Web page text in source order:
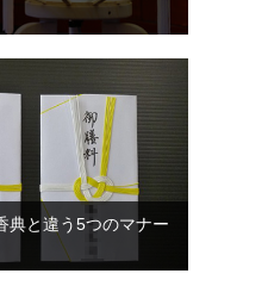
典と違う5つのマナー